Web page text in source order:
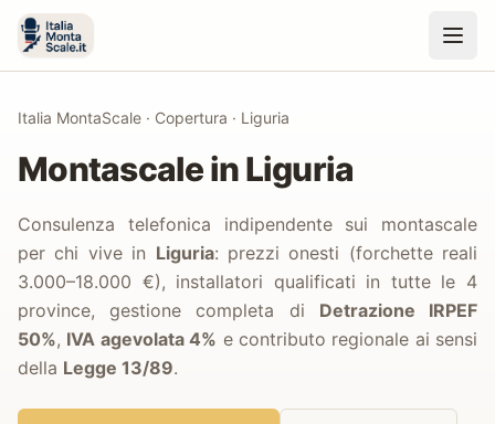
Italia MontaScale · Copertura · Liguria
Montascale inLiguria
Consulenza telefonica indipendente sui montascale
per chi vive in Liguria: prezzi onesti (forchette reali
3.000–18.000 €), installatori qualificati in tutte le 4
province,
gestione completa di Detrazione IRPEF
50%, IVA agevolata 4% e contributo regionale ai sensi
della Legge 13/89.